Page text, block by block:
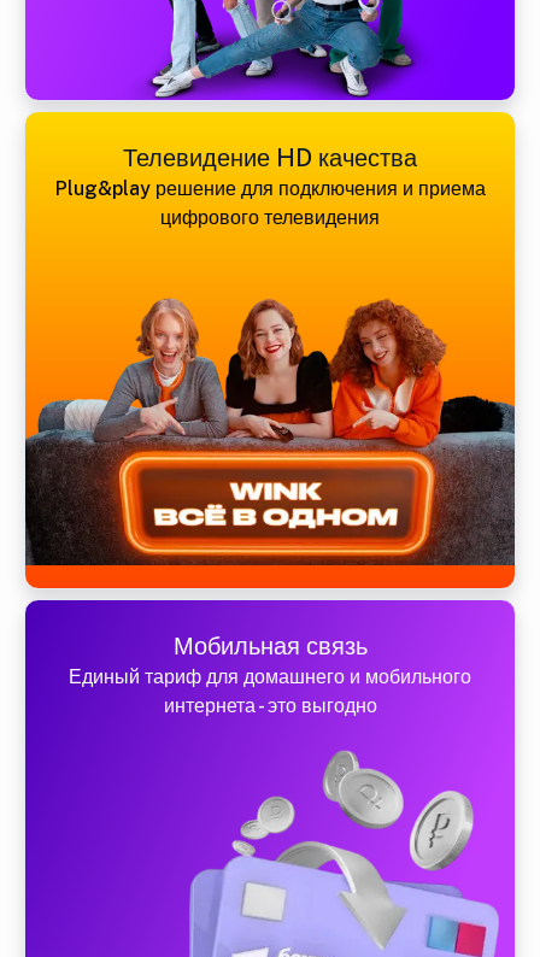
Телевидение HD качества
Plug&play решение для подключения и приема
цифрового телевидения
Мобильная связь
Единый тариф для домашнего и мобильного
интернета - это выгодно